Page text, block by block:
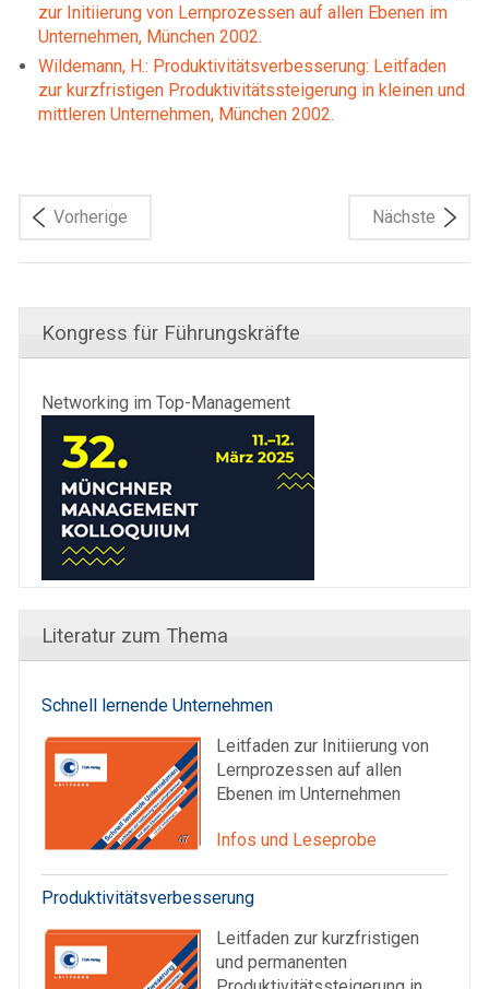
zur Initiierung von Lernprozessen auf allen Ebenen im
Unternehmen, München 2002.
Wildemann, H.: Produktivitätsverbesserung: Leitfaden
zur kurzfristigen Produktivitätssteigerung in kleinen und
mittleren Unternehmen, München 2002.
Vorherige Nächste
Kongress für Führungskräfte
Networking im Top-Management
Literatur zum Thema
Schnell lernende Unternehmen
Leitfaden zur Initiierung von
Lernprozessen auf allen
Ebenen im Unternehmen
Infos und Leseprobe
Produktivitätsverbesserung
Leitfaden zur kurzfristigen
und permanenten